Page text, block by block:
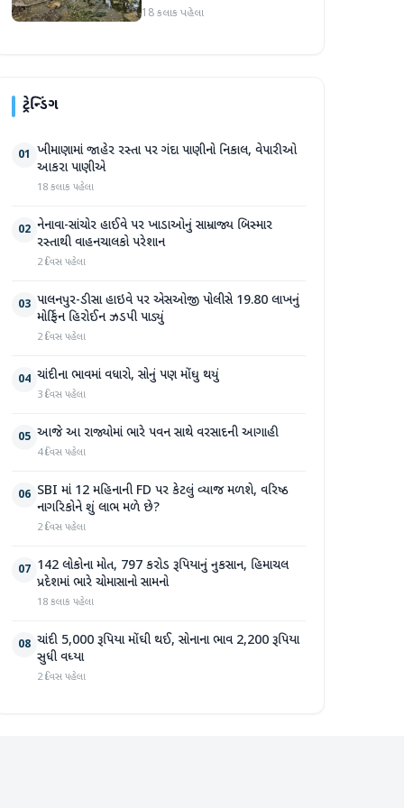
સપ્તાહમાં સેંકડો ભૂંડોના મોત
18 કલાક પહેલા
ટ્રેન્ડિંગ
01 ખીમાણામાં જાહેર રસ્તા પર ગંદા પાણીનો નિકાલ, વેપારીઓ
આકરા પાણીએ
18 કલાક પહેલા
02 નેનાવા-સાંચોર હાઈવે પર ખાડાઓનું સામ્રાજ્ય બિસ્માર
રસ્તાથી વાહનચાલકો પરેશાન
2 દિવસ પહેલા
03 પાલનપુર-ડીસા હાઇવે પર એસઓજી પોલીસે 19.80 લાખનું
મોર્ફિન હિરોઈન ઝડપી પાડ્યું
2 દિવસ પહેલા
04 ચાંદીના ભાવમાં વધારો, સોનું પણ મોંઘુ થયું
3 દિવસ પહેલા
05 આજે આ રાજ્યોમાં ભારે પવન સાથે વરસાદની આગાહી
4 દિવસ પહેલા
06 SBI માં 12 મહિનાની FD પર કેટલું વ્યાજ મળશે, વરિષ્ઠ
નાગરિકોને શું લાભ મળે છે?
2 દિવસ પહેલા
07 142 લોકોના મોત, 797 કરોડ રૂપિયાનું નુકસાન, હિમાચલ
પ્રદેશમાં ભારે ચોમાસાનો સામનો
18 કલાક પહેલા
08 ચાંદી 5,000 રૂપિયા મોંઘી થઈ, સોનાના ભાવ 2,200 રૂપિયા
સુધી વધ્યા
2 દિવસ પહેલા